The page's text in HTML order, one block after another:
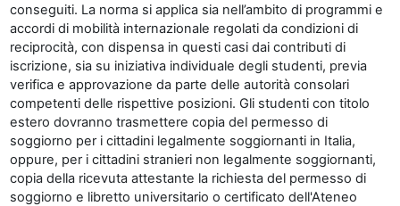
conseguiti. La norma si applica sia nell’ambito di programmi e
accordi di mobilità internazionale regolati da condizioni di
reciprocità, con dispensa in questi casi dai contributi di
iscrizione, sia su iniziativa individuale degli studenti, previa
verifica e approvazione da parte delle autorità consolari
competenti delle rispettive posizioni. Gli studenti con titolo
estero dovranno trasmettere copia del permesso di
soggiorno per i cittadini legalmente soggiornanti in Italia,
oppure, per i cittadini stranieri non legalmente soggiornanti,
copia della ricevuta attestante la richiesta del permesso di
soggiorno e libretto universitario o certificato dell'Ateneo